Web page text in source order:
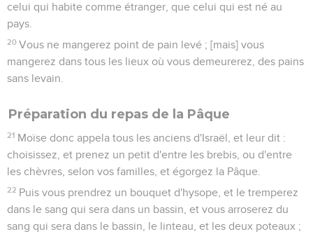
celui qui habite comme étranger, que celui qui est né au
pays.
20 Vous ne mangerez point de pain levé ; [mais] vous
mangerez dans tous les lieux où vous demeurerez, des pains
sans levain.
Préparation du repas de la Pâque
21 Moïse donc appela tous les anciens d'Israël, et leur dit :
choisissez, et prenez un petit d'entre les brebis, ou d'entre
les chèvres, selon vos familles, et égorgez la Pâque.
22 Puis vous prendrez un bouquet d'hysope, et le tremperez
dans le sang qui sera dans un bassin, et vous arroserez du
sang qui sera dans le bassin, le linteau, et les deux poteaux ;